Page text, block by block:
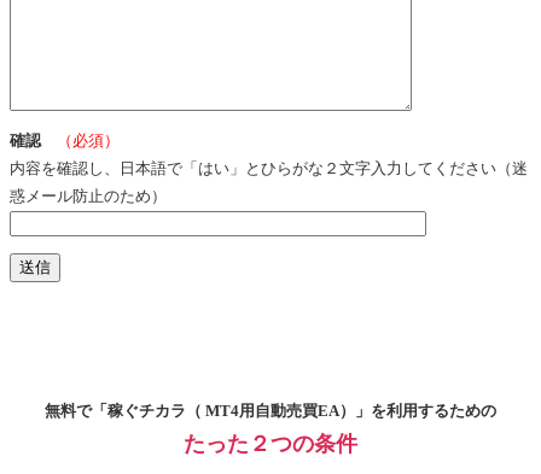
確認
（必須）
内容を確認し、日本語で「はい」とひらがな２文字入力してください（迷
惑メール防止のため）
無料で「稼ぐチカラ（ MT4用自動売買EA）」を利用するための
たった２つの条件